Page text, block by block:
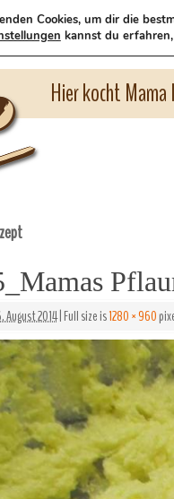
Hier kocht
August 2014|Full size is1280 × 960
Cookies, um dir die
kannst du